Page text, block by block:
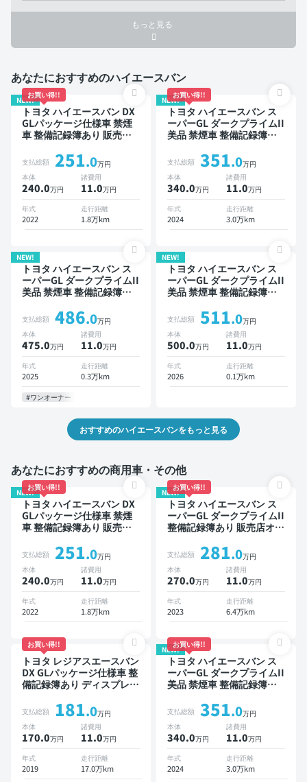
もっと見る
あなたにおすすめのハイエースバン
NEW!
お買い得!!
トヨタ ハイエースバン DX
GLパッケージ仕様車 禁煙
車 整備記録簿あり 販売店
ルインナーミラー ワイヤレ
スキー ETC バックモニタ
ー 全方位カメラ 衝突軽減
支払総額 251.0万円
本体
240.0万円
諸費用
11.0万円
年式
2022
走行距離
1.8万km
NEW!
お買い得!!
トヨタ ハイエースバン ス
ーパーGL ダークプライムII
美品 禁煙車 整備記録簿あ
支払総額 351.0万円
本体
340.0万円
諸費用
11.0万円
年式
2024
走行距離
3.0万km
NEW!
トヨタ ハイエースバン ス
ーパーGL ダークプライムII
美品 禁煙車 整備記録簿あ
※ナビキットあり TV スマー
トキー ETC バックモニタ
ー 全方位カメラ 衝突軽減
両側電動スライドドア
支払総額 486.0万円
本体
475.0万円
諸費用
11.0万円
年式
2025
走行距離
0.3万km
#ワンオーナー
NEW!
トヨタ ハイエースバン ス
ーパーGL ダークプライムII
美品 禁煙車 整備記録簿あ
※ナビキットあり TV デジタ
ルインナーミラー オートク
ルーズ スマートキー ETC
バックモニター 全方位カメ
ラ 衝突軽減 両側電動スラ
イドドア
支払総額 511.0万円
本体
500.0万円
諸費用
11.0万円
年式
2026
走行距離
0.1万km
おすすめのハイエースバンをもっと見る
あなたにおすすめの商用車・その他
NEW!
お買い得!!
トヨタ ハイエースバン DX
GLパッケージ仕様車 禁煙
車 整備記録簿あり 販売店
ルインナーミラー ワイヤレ
スキー ETC バックモニタ
ー 全方位カメラ 衝突軽減
支払総額 251.0万円
本体
240.0万円
諸費用
11.0万円
年式
2022
走行距離
1.8万km
NEW!
お買い得!!
トヨタ ハイエースバン ス
ーパーGL ダークプライムII
整備記録簿あり 販売店オプ
ー スマートキー ETC バッ
クモニター 衝突軽減 両側
電動スライドドア
支払総額 281.0万円
本体
270.0万円
諸費用
11.0万円
年式
2023
走行距離
6.4万km
お買い得!!
トヨタ レジアスエースバン
DX GLパッケージ仕様車 整
備記録簿あり ディスプレイ
り TV ワイヤレスキー ETC
バックモニター ドライブレ
コーダー
支払総額 181.0万円
本体
170.0万円
諸費用
11.0万円
年式
2019
走行距離
17.0万km
NEW!
お買い得!!
トヨタ ハイエースバン ス
ーパーGL ダークプライムII
美品 禁煙車 整備記録簿あ
支払総額 351.0万円
本体
340.0万円
諸費用
11.0万円
年式
2024
走行距離
3.0万km